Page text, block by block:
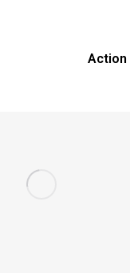
Action